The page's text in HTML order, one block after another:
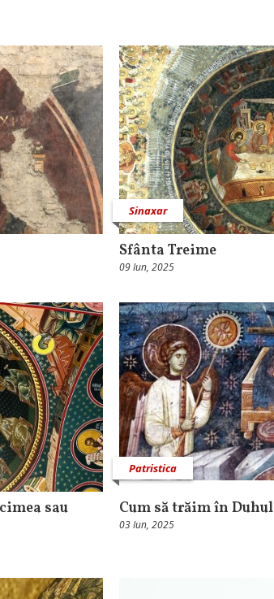
Sinaxar
Sfânta Treime
09 Iun, 2025
sau
Patristica
Cum să trăim în Duhul
03 Iun, 2025